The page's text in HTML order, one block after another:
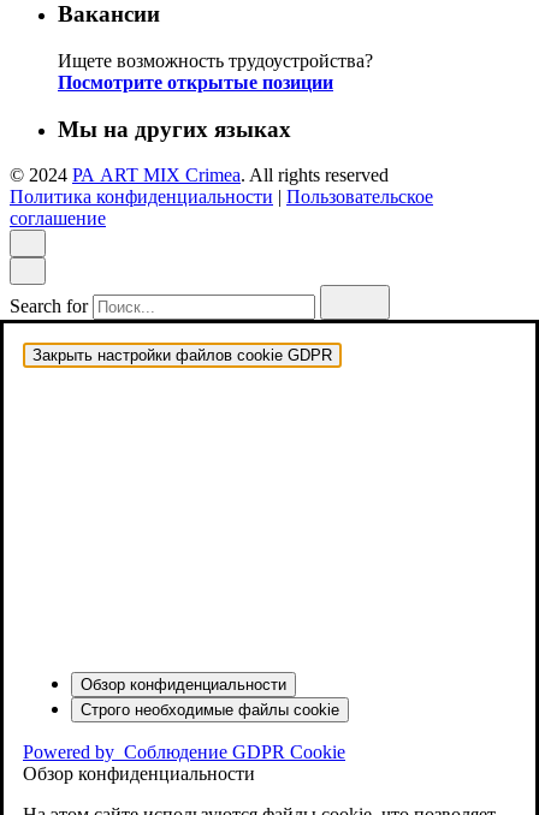
Вакансии
Ищете возможность трудоустройства?
Посмотрите открытые позиции
Мы на других языках
© 2024 РА ART MIX Crimea. All rights reserved
Политика конфиденциальности | Пользовательское
соглашение
Search for
Закрыть настройки файлов cookie GDPR
Обзор конфиденциальности
Строго необходимые файлы cookie
Powered by Соблюдение GDPR Cookie
Обзор конфиденциальности